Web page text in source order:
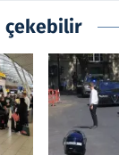
çekebilir